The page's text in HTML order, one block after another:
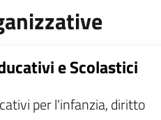
e Scolastici
per l'infanzia, diritto